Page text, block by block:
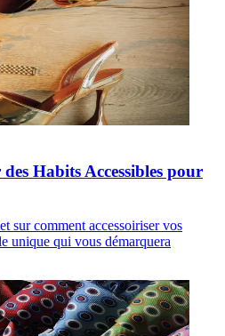
Habits Accessibles pour
sur comment accessoiriser vos
unique qui vous démarquera